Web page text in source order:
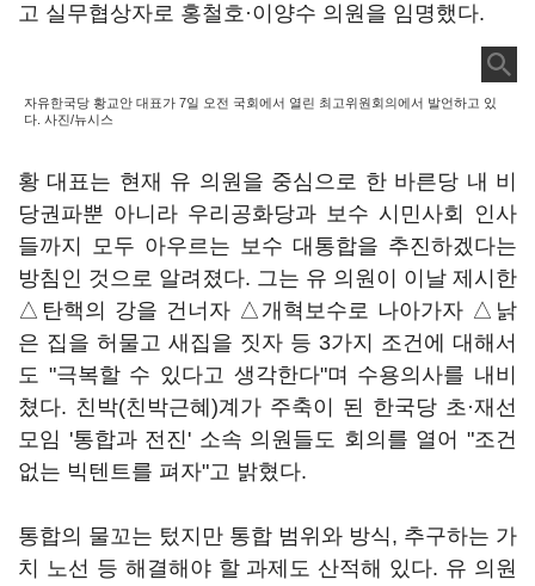
고 실무협상자로 홍철호·이양수 의원을 임명했다.
자유한국당 황교안 대표가 7일 오전 국회에서 열린 최고위원회의에서 발언하고 있
다. 사진/뉴시스
황 대표는 현재 유 의원을 중심으로 한 바른당 내 비
당권파뿐 아니라 우리공화당과 보수 시민사회 인사
들까지 모두 아우르는 보수 대통합을 추진하겠다는
방침인 것으로 알려졌다. 그는 유 의원이 이날 제시한
△탄핵의 강을 건너자 △개혁보수로 나아가자 △낡
은 집을 허물고 새집을 짓자 등 3가지 조건에 대해서
도 "극복할 수 있다고 생각한다"며 수용의사를 내비
쳤다. 친박(친박근혜)계가 주축이 된 한국당 초·재선
모임 '통합과 전진' 소속 의원들도 회의를 열어 "조건
없는 빅텐트를 펴자"고 밝혔다.
통합의 물꼬는 텄지만 통합 범위와 방식, 추구하는 가
치 노선 등 해결해야 할 과제도 산적해 있다. 유 의원